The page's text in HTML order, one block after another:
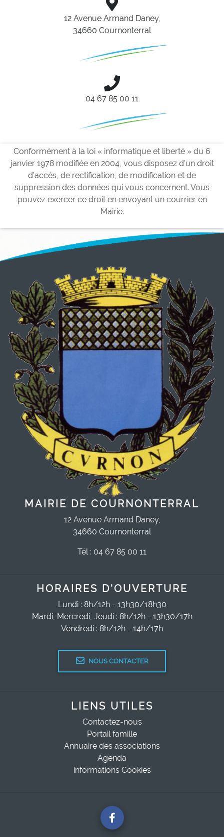
12 Avenue Armand Daney,
34660 Cournonterral
04 67 85 00 11
Conformément à la loi « informatique et liberté » du 6
janvier 1978 modifiée en 2004, vous disposez d’un droit
d’accès, de rectification, de modification et de
suppression des données qui vous concernent. Vous
pouvez exercer ce droit en envoyant un courrier en
Mairie.
MAIRIE DE COURNONTERRAL
12 Avenue Armand Daney,
34660 Cournonterral
Tél : 04 67 85 00 11
HORAIRES D'OUVERTURE
Lundi : 8h/12h - 13h30/18h30
Mardi, Mercredi, Jeudi : 8h/12h - 13h30/17h
Vendredi : 8h/12h - 14h/17h
NOUS CONTACTER
LIENS UTILES
Contactez-nous
Portail famille
Annuaire des associations
Agenda
informations Cookies